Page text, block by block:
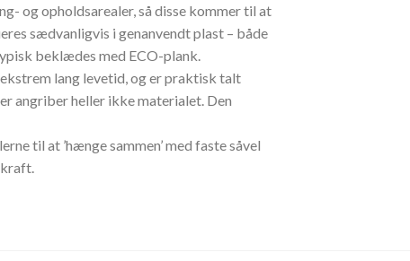
og opholdsarealer, så disse kommer til at
sædvanligvis i genanvendt plast – både
beklædes med ECO-plank.
lang levetid, og er praktisk talt
angriber heller ikke materialet. Den
til at ’hænge sammen’ med faste såvel